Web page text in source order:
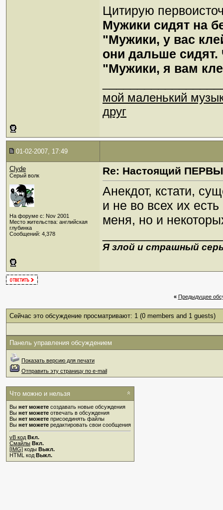
Цитирую
Мужики сидят на
"Мужики, у вас
они дальше сидят.
"Мужики, я вам
мой маленький
друг
01-02-2007, 17:49
Clyde
Серый волк
На форуме с: Nov 2001
Место жительства: английская
глубинка
Сообщений: 4,378
Re: Настоящий
Анекдот, кстати,
и не во всех их
меня, но и
Я злой и страшный
« Предыдущее
Сейчас это обсуждение просматривают: 1 (0 members and 1 guests)
Панель управления обсуждением
Показать версию для печати
Отправить эту страницу по e-mail
Что можно и нельзя
Вы нет можете создавать новые обсуждения
Вы нет можете отвечать в обсуждения
Вы нет можете присоединять файлы
Вы нет можете редактировать свои сообщения
vB код Вкл.
Смайлы Вкл.
[IMG] коды Выкл.
HTML код Выкл.